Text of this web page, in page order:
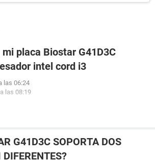
libre en disco F: es sólo de 4%.
LTD
placa Biostar G41D3C
intel cord i3
las 06:24
las 08:19
G41D3C SOPORTA DOS